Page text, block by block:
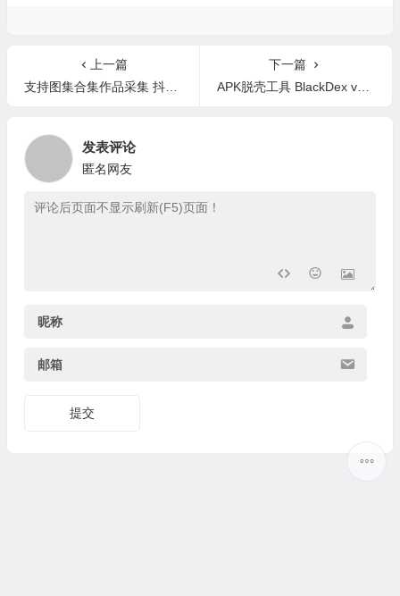
上一篇
支持图集合集作品采集 抖音采集工具 220109 中文版
下一篇
APK脱壳工具 BlackDex v3.2.0 安卓版
发表评论
匿名网友
昵称
邮箱
提交